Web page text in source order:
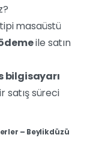
masaüstü
ile satın
bilgisayarı
satış süreci
– Beylikdüzü